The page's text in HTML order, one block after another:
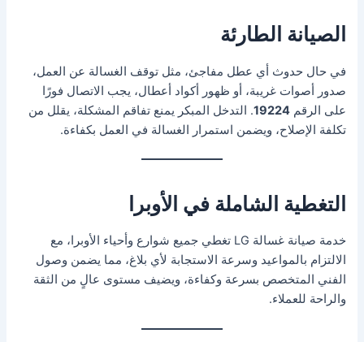
الصيانة الطارئة
في حال حدوث أي عطل مفاجئ، مثل توقف الغسالة عن العمل،
صدور أصوات غريبة، أو ظهور أكواد أعطال، يجب الاتصال فورًا
على الرقم19224. التدخل المبكر يمنع تفاقم المشكلة، يقلل من
تكلفة الإصلاح، ويضمن استمرار الغسالة في العمل بكفاءة.
التغطية الشاملة في الأوبرا
خدمة صيانة غسالة LG تغطي جميع شوارع وأحياء الأوبرا، مع
الالتزام بالمواعيد وسرعة الاستجابة لأي بلاغ، مما يضمن وصول
الفني المتخصص بسرعة وكفاءة، ويضيف مستوى عالٍ من الثقة
والراحة للعملاء.